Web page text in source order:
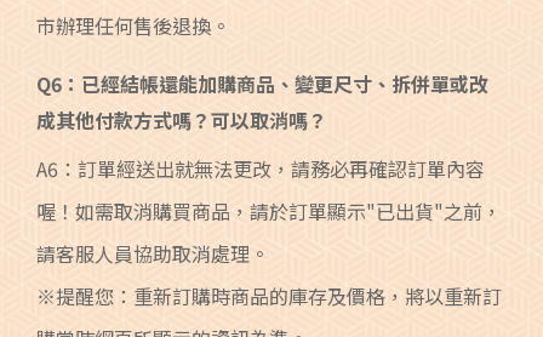
市辦理任何售後退換。
Q6：已經結帳還能加購商品、變更尺寸、拆併單或改
成其他付款方式嗎？可以取消嗎？
A6：訂單經送出就無法更改，請務必再確認訂單內容
喔！如需取消購買商品，請於訂單顯示"已出貨"之前，
請客服人員協助取消處理。
※提醒您：重新訂購時商品的庫存及價格，將以重新訂